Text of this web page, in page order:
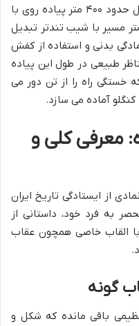
صورت پیاده طی شود. این مسیر شامل حدود ۴۰۰ متر پیاده روی با
ملایم است که در ادامه به ۱۰۰ متر مسیر با شیب تندتر تبدیل
بدنی و استفاده از کفش
طبیعی در طول این پیاده
خستگی راه را از تن دور می
آماده می سازد.
معرفی کلی و
از ایستادگی تاریخ ایران
به فرد خود، داستانی از
القاب خاصی همچون عقاب
گونه
باقی مانده که شکل و